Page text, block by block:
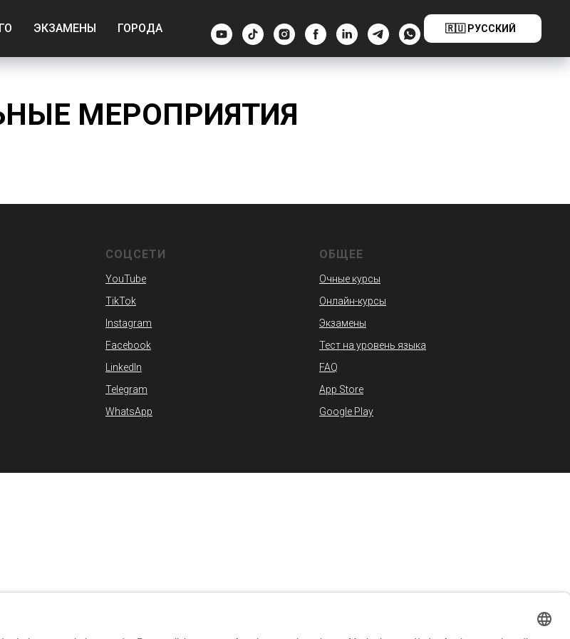
ЭКЗАМЕНЫ ГОРОДА 🇷🇺 РУССКИЙ
МЕРОПРИЯТИЯ
СОЦСЕТИ
YouTube
TikTok
Instagram
Facebook
LinkedIn
Telegram
WhatsApp
ОБЩЕЕ
Очные курсы
Онлайн-курсы
Экзамены
Тест на уровень языка
FAQ
App Store
Google Play